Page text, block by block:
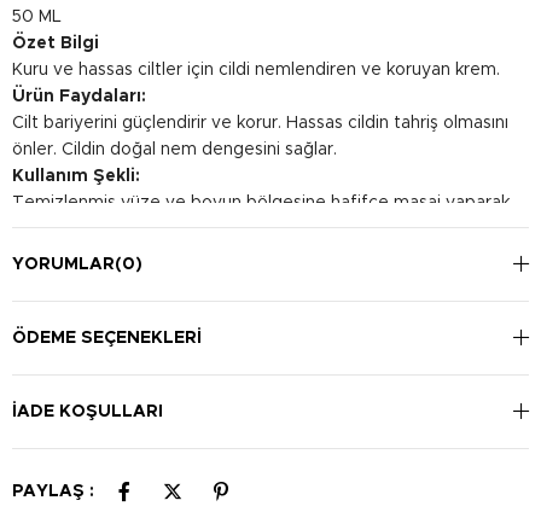
50 ML
Özet Bilgi
Kuru ve hassas ciltler için cildi nemlendiren ve koruyan krem.
Ürün Faydaları:
Cilt bariyerini güçlendirir ve korur. Hassas cildin tahriş olmasını
önler. Cildin doğal nem dengesini sağlar.
Kullanım Şekli:
Temizlenmiş yüze ve boyun bölgesine hafifçe masaj yaparak
uygulayın. Sabah ve akşam olmak üzere günde iki kez düzenli
olarak kullanın. Göz çevresine temasından kaçının.
YORUMLAR(0)
ÖDEME SEÇENEKLERI
İADE KOŞULLARI
PAYLAŞ :